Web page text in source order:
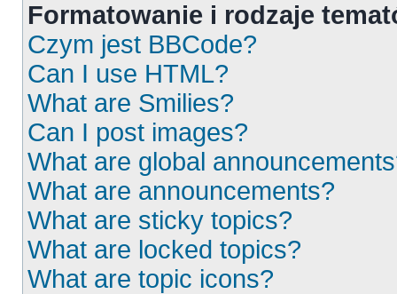
Formatowanie i rodzaje
Czym jest BBCode?
Can I use HTML?
What are Smilies?
Can I post images?
What are global
What are announcements?
What are sticky topics?
What are locked topics?
What are topic icons?